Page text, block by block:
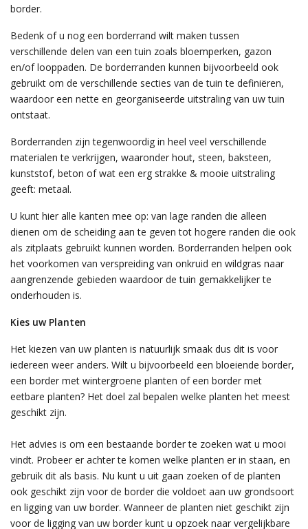
border.
Bedenk of u nog een borderrand wilt maken tussen
verschillende delen van een tuin zoals bloemperken, gazon
en/of looppaden. De borderranden kunnen bijvoorbeeld ook
gebruikt om de verschillende secties van de tuin te definiëren,
waardoor een nette en georganiseerde uitstraling van uw tuin
ontstaat.
Borderranden zijn tegenwoordig in heel veel verschillende
materialen te verkrijgen, waaronder hout, steen, baksteen,
kunststof, beton of wat een erg strakke & mooie uitstraling
geeft: metaal.
U kunt hier alle kanten mee op: van lage randen die alleen
dienen om de scheiding aan te geven tot hogere randen die ook
als zitplaats gebruikt kunnen worden. Borderranden helpen ook
het voorkomen van verspreiding van onkruid en wildgras naar
aangrenzende gebieden waardoor de tuin gemakkelijker te
onderhouden is.
Kies uw Planten
Het kiezen van uw planten is natuurlijk smaak dus dit is voor
iedereen weer anders. Wilt u bijvoorbeeld een bloeiende border,
een border met wintergroene planten of een border met
eetbare planten? Het doel zal bepalen welke planten het meest
geschikt zijn.
Het advies is om een bestaande border te zoeken wat u mooi
vindt. Probeer er achter te komen welke planten er in staan, en
gebruik dit als basis. Nu kunt u uit gaan zoeken of de planten
ook geschikt zijn voor de border die voldoet aan uw grondsoort
en ligging van uw border. Wanneer de planten niet geschikt zijn
voor de ligging van uw border kunt u opzoek naar vergelijkbare